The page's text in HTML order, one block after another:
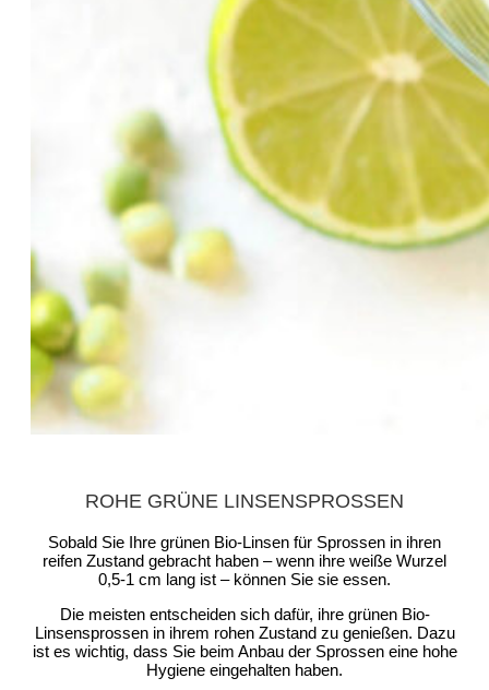
ROHE GRÜNE LINSENSPROSSEN
Sobald Sie Ihre grünen Bio-Linsen für Sprossen in ihren
reifen Zustand gebracht haben – wenn ihre weiße Wurzel
0,5-1 cm lang ist – können Sie sie essen.
Die meisten entscheiden sich dafür, ihre grünen Bio-
Linsensprossen in ihrem rohen Zustand zu genießen. Dazu
ist es wichtig, dass Sie beim Anbau der Sprossen eine hohe
Hygiene eingehalten haben.